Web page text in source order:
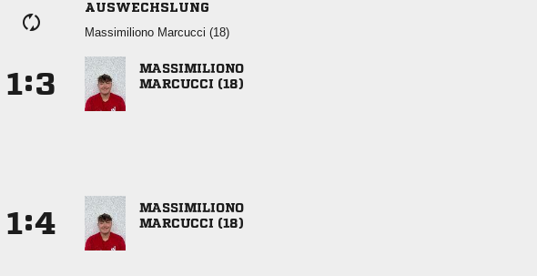
AUSWECHSLUNG
  
:

 
:

 